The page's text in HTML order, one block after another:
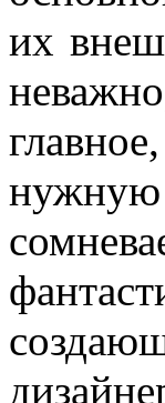
их
нужную